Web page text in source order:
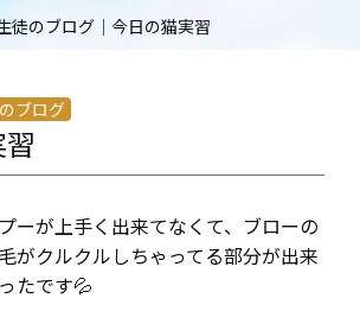
徒のブログ ｜ 今日の猫実習
ブログ
ーが上手く出来てなくて、ブローの
がクルクルしちゃってる部分が出来
たです💦